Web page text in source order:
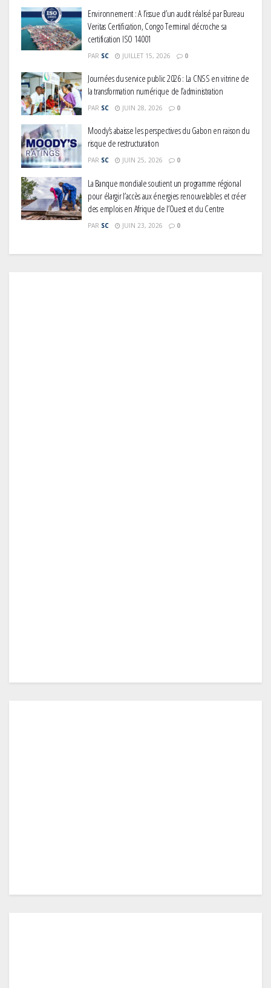
Environnement : A l’issue d’un audit réalisé par Bureau
Veritas Certification, Congo Terminal décroche sa
certification ISO 14001
PAR SC JUILLET 15, 2026 0
Journées du service public 2026 : La CNSS en vitrine de
la transformation numérique de l’administration
PAR SC JUIN 28, 2026 0
Moody’s abaisse les perspectives du Gabon en raison du
risque de restructuration
PAR SC JUIN 25, 2026 0
La Banque mondiale soutient un programme régional
pour élargir l’accès aux énergies renouvelables et créer
des emplois en Afrique de l’Ouest et du Centre
PAR SC JUIN 23, 2026 0